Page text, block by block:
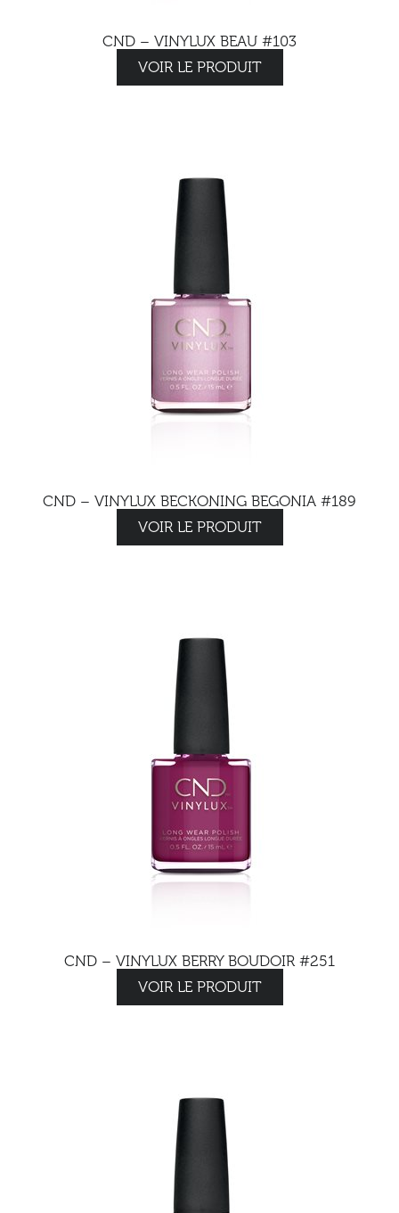
CND – VINYLUX BEAU #103
VOIR LE PRODUIT
CND – VINYLUX BECKONING BEGONIA #189
VOIR LE PRODUIT
CND – VINYLUX BERRY BOUDOIR #251
VOIR LE PRODUIT